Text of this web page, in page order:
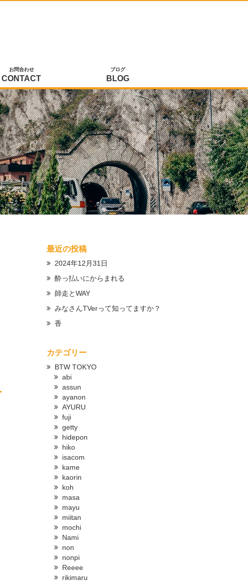
お問合わせ
CONTACT
ブログ
BLOG
最近の投稿
2024年12月31日
酔っ払いにからまれる
師走とWAY
みなさんTVerって知ってますか？
香
カテゴリー
BTW TOKYO
abi
assun
ayanon
AYURU
fuji
getty
hidepon
hiko
isacom
kame
kaorin
koh
masa
mayu
miitan
mochi
Nami
non
nonpi
Reeee
rikimaru